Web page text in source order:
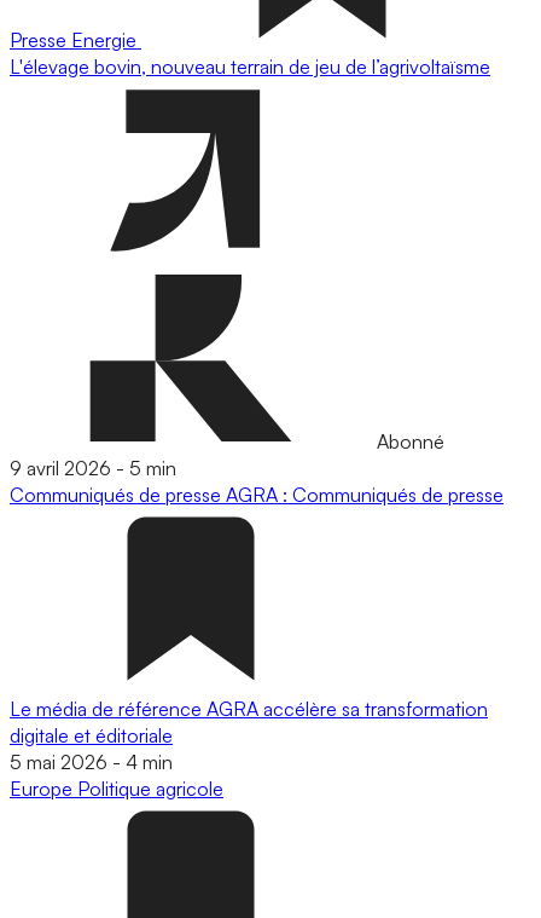
Presse Energie
L'élevage bovin, nouveau terrain de jeu de l’agrivoltaïsme
Abonné
9 avril 2026 - 5 min
Communiqués de presse AGRA : Communiqués de presse
Le média de référence AGRA accélère sa transformation
digitale et éditoriale
5 mai 2026 - 4 min
Europe Politique agricole